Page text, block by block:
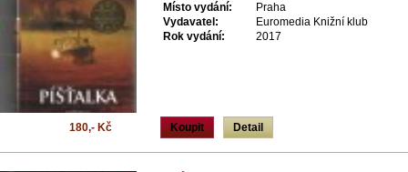
Místo vydání:
Praha
Vydavatel:
Euromedia Knižní klub
Rok vydání:
2017
Koupit Detail
180,- Kč